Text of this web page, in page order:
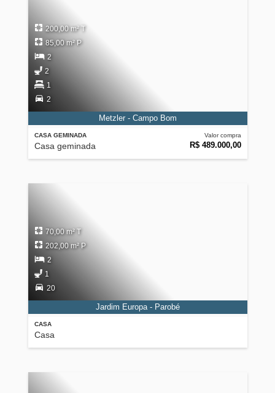
CASA GEMINADA
Casa geminada
Valor compra
R$ 489.000,00
200,00 m² T
85,00 m² P
2
2
1
2
Metzler - Campo Bom
CASA
Casa
70,00 m² T
202,00 m² P
2
1
20
Jardim Europa - Parobé